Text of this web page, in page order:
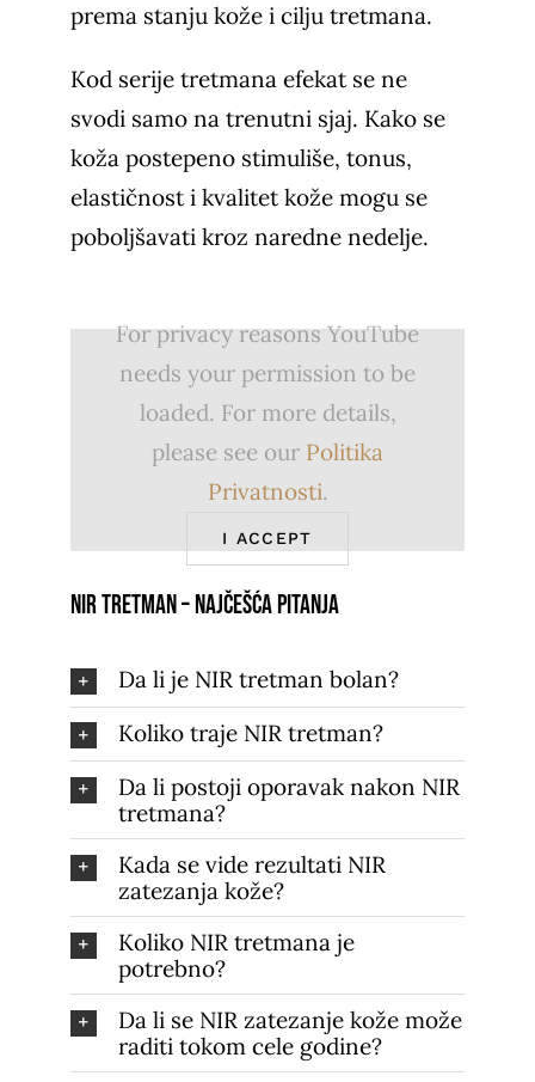
prema stanju kože i cilju tretmana.
Kod serije tretmana efekat se ne
svodi samo na trenutni sjaj. Kako se
koža postepeno stimuliše, tonus,
elastičnost i kvalitet kože mogu se
poboljšavati kroz naredne nedelje.
For privacy reasons YouTube
needs your permission to be
loaded. For more details,
please see our Politika
Privatnosti.
I ACCEPT
Nir tretman – najčešća pitanja
Da li je NIR tretman bolan?
Koliko traje NIR tretman?
Da li postoji oporavak nakon NIR
tretmana?
Kada se vide rezultati NIR
zatezanja kože?
Koliko NIR tretmana je
potrebno?
Da li se NIR zatezanje kože može
raditi tokom cele godine?